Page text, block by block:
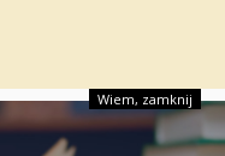
Wiem, zamknij